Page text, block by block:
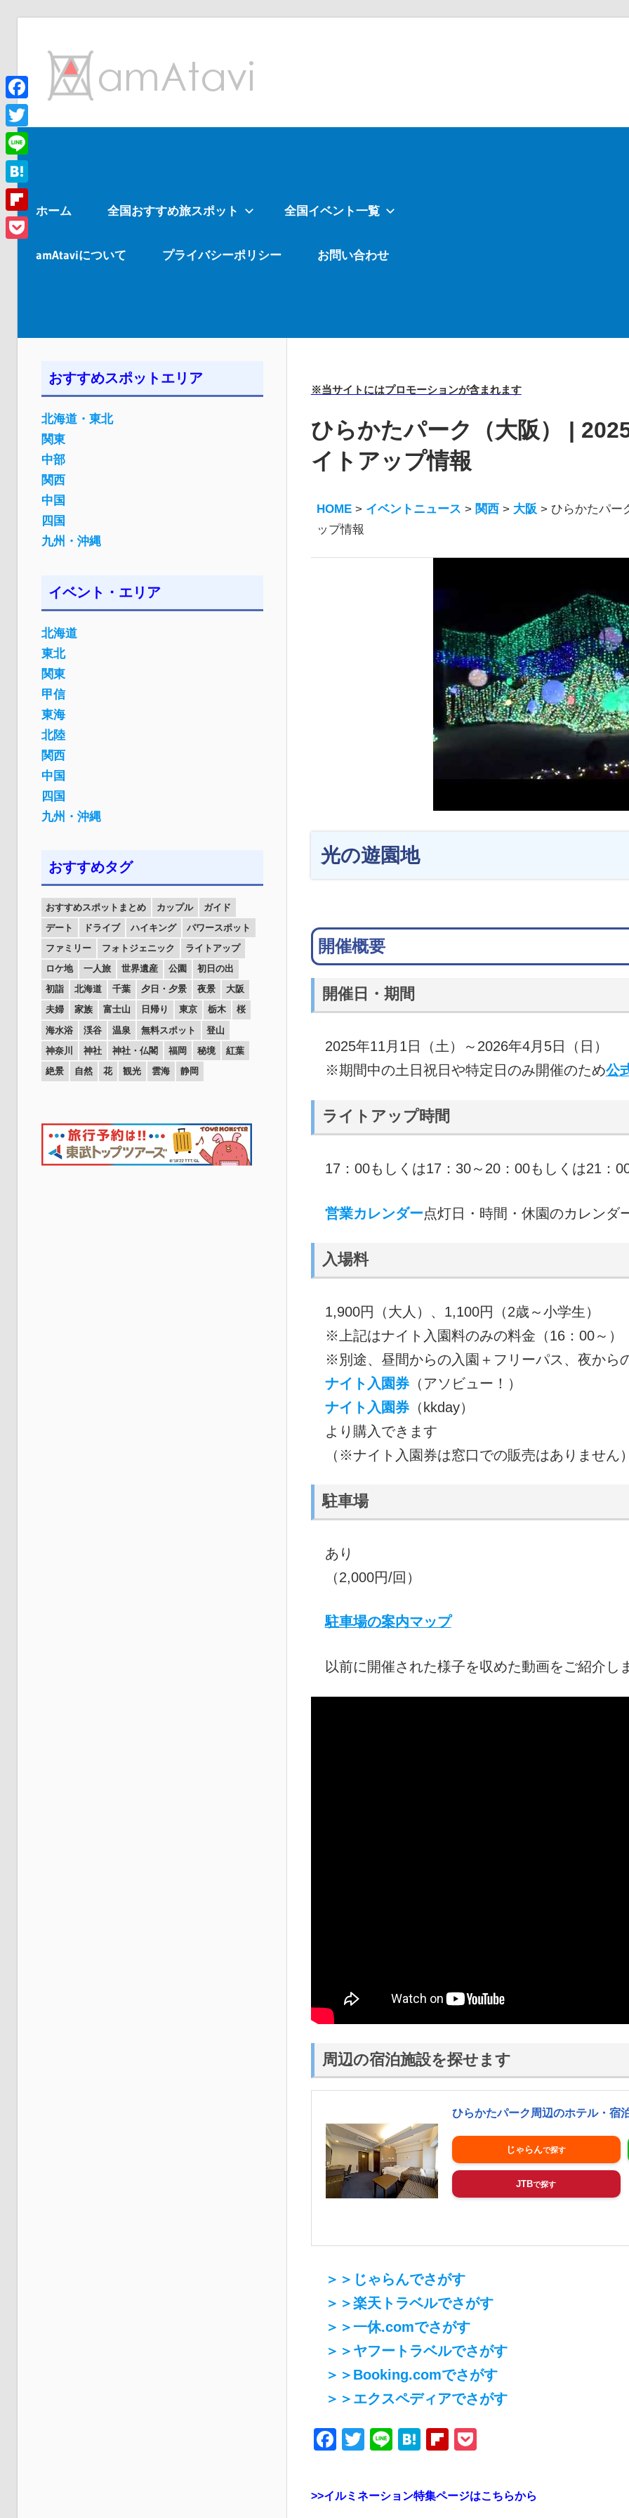
ン
ツ
へ
ス
キ
ッ
プ
を
旅
出
ホーム 全国おすすめ旅スポット 全国イベント一覧
amAtaviについて プライバシーポリシー お問い合わせ
※当サイトにはプロモーションが含まれます
ひらかたパーク（大阪） |
イトアップ情報
HOME > イベントニュース > 関西 > 大阪 >ひらかたパー
ップ情報
光の遊園地
開催概要
開催日・期間
2025年11月1日（土）～2026年4月5日（日）
※期間中の土日祝日や特定日のみ開催のため公
ライトアップ時間
17：00もしくは17：30～20：00もしくは21：
営業カレンダー点灯日・時間・休園のカレンダ
入場料
1,900円（大人）、1,100円（2歳～小学生）
※上記はナイト入園料のみの料金（16：00～）
※別途、昼間からの入園＋フリーパス、夜から
ナイト入園券（アソビュー！）
ナイト入園券（kkday）
より購入できます
（※ナイト入園券は窓口での販売はありません
駐車場
あり
（2,000円/回）
駐車場の案内マップ
以前に開催された様子を収めた動画をご紹介し
周辺の宿泊施設を探せます
ひらかたパーク周辺のホテル・宿
じゃらん
JTB
＞＞じゃらんでさがす
＞＞楽天トラベルでさがす
＞＞一休.comでさがす
＞＞ヤフートラベルでさがす
＞＞Booking.comでさがす
＞＞エクスペディアでさがす
Facebook
Twitter
LineHatenaFlipboard
>>イルミネーション特集ページはこちらから
おすすめスポットエリア
北海道・東北
関東
中部
関西
中国
四国
九州・沖縄
イベント・エリア
北海道
東北
関東
甲信
東海
北陸
関西
中国
四国
九州・沖縄
おすすめタグ
おすすめスポットまとめ カップル
ガイド
デート
ドライブ ハイキング
パワースポット
ファミリー
フォトジェニック
ライトアップ
ロケ地
一人旅 世界遺産 公園
初日の出
初詣
北海道 千葉 夕日・夕景 夜景
大阪
夫婦
家族 富士山 日帰り 東京 栃木
桜
海水浴
渓谷 温泉 無料スポット
登山
神奈川
神社 神社・仏閣 福岡 秘境
紅葉
絶景
自然 花 観光 雲海 静岡
Facebook
Twitter
Line
Hatena
Flipboard
Pocket